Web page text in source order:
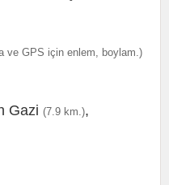
ve GPS için enlem, boylam.)
Gazi (7.9 km.),